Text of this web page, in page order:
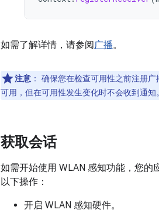
如需了解详情，请参阅广播。
注意 ： 确保您在检查可用性之前注册广
可用，但在可用性发生变化时不会收到通知。
获取会话
如需开始使用 WLAN 感知功能，您的
以下操作：
开启 WLAN 感知硬件。